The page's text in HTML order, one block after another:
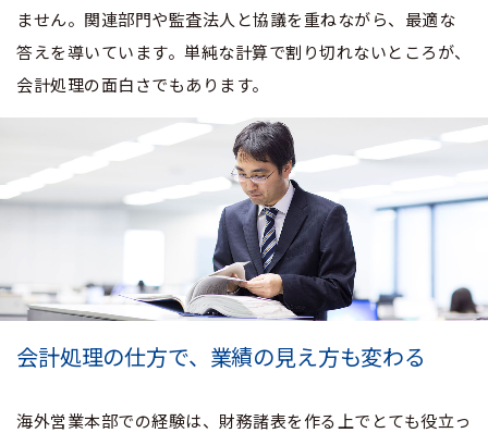
ません。関連部門や監査法人と協議を重ねながら、最適な
答えを導いています。単純な計算で割り切れないところが、
会計処理の面白さでもあります。
会計処理の仕方で、業績の見え方も変わる
海外営業本部での経験は、財務諸表を作る上でとても役立っ